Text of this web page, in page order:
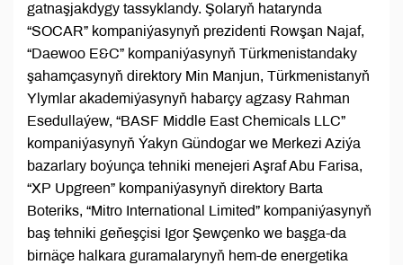
gatnaşjakdygy tassyklandy. Şolaryň hatarynda
“SOCAR” kompaniýasynyň prezidenti Rowşan Najaf,
“Daewoo E&C” kompaniýasynyň Türkmenistandaky
şahamçasynyň direktory Min Manjun, Türkmenistanyň
Ylymlar akademiýasynyň habarçy agzasy Rahman
Esedullaýew, “BASF Middle East Chemicals LLC”
kompaniýasynyň Ýakyn Gündogar we Merkezi Aziýa
bazarlary boýunça tehniki menejeri Aşraf Abu Farisa,
“XP Upgreen” kompaniýasynyň direktory Barta
Boteriks, “Mitro International Limited” kompaniýasynyň
baş tehniki geňeşçisi Igor Şewçenko we başga-da
birnäçe halkara guramalarynyň hem-de energetika